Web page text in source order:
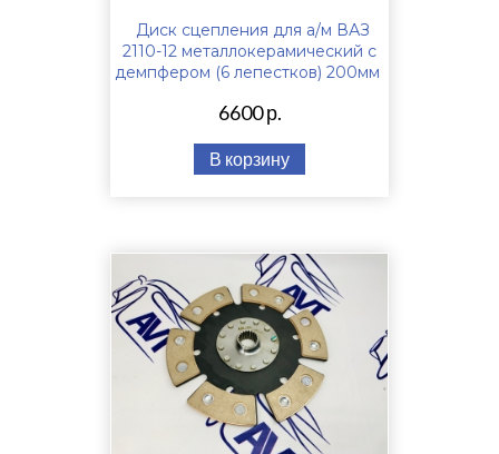
Диск сцепления для а/м ВАЗ
2110-12 металлокерамический с
демпфером (6 лепестков) 200мм
6600 р.
В корзину